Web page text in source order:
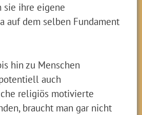
sie ihre eigene
auf dem selben Fundament
hin zu Menschen
auch
religiös motivierte
braucht man gar nicht